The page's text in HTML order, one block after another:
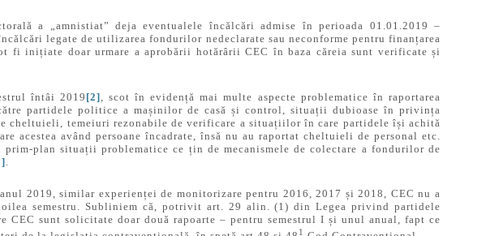
a „amnistiat” deja eventualele încălcări admise în perioada 01.01.2019 –
legate de utilizarea fondurilor nedeclarate sau neconforme pentru finanțarea
inițiate doar urmare a aprobării hotărârii CEC în baza căreia sunt verificate și
întâi 2019 [2] , scot în evidență mai multe aspecte problematice în raportarea
partidele politice a mașinilor de casă și control, situații dubioase în privința
cheltuieli, temeiuri rezonabile de verificare a situațiilor în care partidele își achită
având persoane încadrate, însă nu au raportat cheltuieli de personal etc.
plan situații problematice ce țin de mecanismele de colectare a fondurilor de
2019, similar experienței de monitorizare pentru 2016, 2017 și 2018, CEC nu a
semestru. Subliniem că, potrivit art. 29 alin. (1) din Legea privind partidele
sunt solicitate doar două rapoarte – pentru semestrul I și unul anual, fapt ce
1